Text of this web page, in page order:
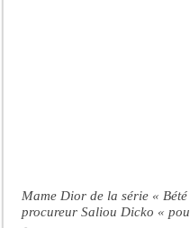
Mame Dior de la série «
procureur Saliou Dicko «